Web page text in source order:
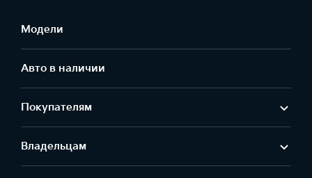
Модели
Авто в наличии
Покупателям
Владельцам